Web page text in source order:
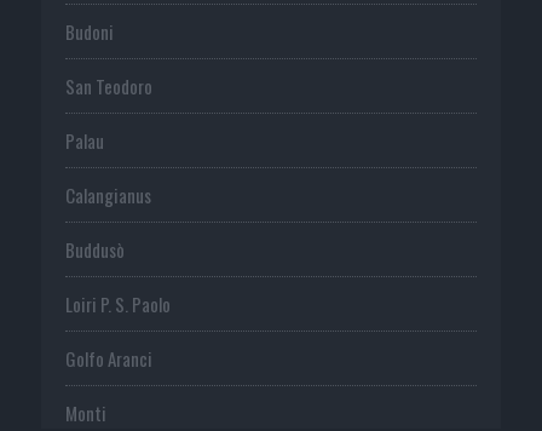
Budoni
San Teodoro
Palau
Calangianus
Buddusò
Loiri P. S. Paolo
Golfo Aranci
Monti